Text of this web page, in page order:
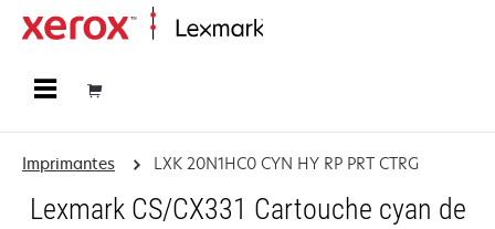
Imprimantes LXK 20N1HC0 CYN HY RP PRT CTRG
Lexmark CS/CX331 Cartouche cyan de